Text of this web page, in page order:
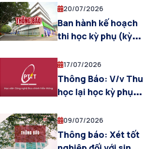
phòng & AN cho
sinh viên khóa 2025
(đợt 5, từ ngày
03/08/2026 đến
ngày 12/08/2026)
20/07/2026
Ban hành kế hoạch
thi học kỳ phụ (kỳ
2026
17/07/2026
Thông Báo: V/v Thu
học lại học kỳ phụ
2026
09/07/2026
Thông báo: Xét tốt